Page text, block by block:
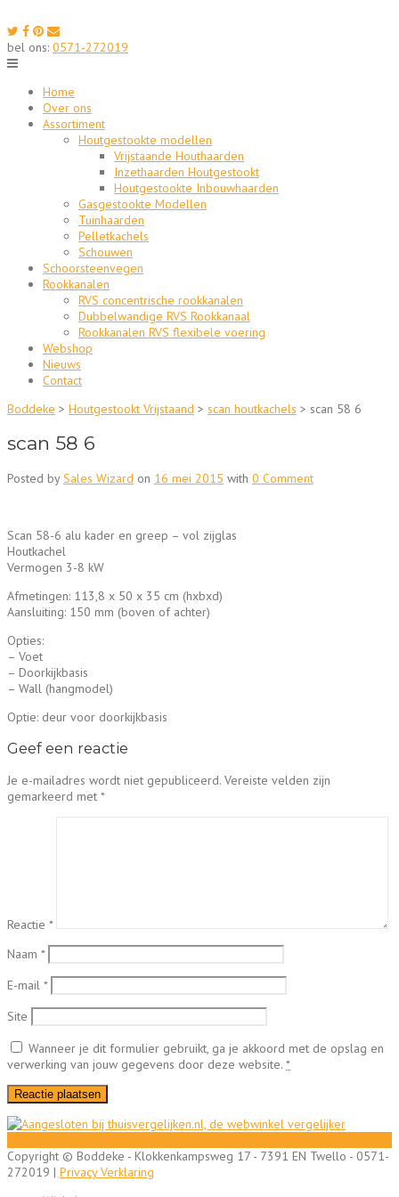
to
content
bel ons: 0571-272019
Home
Over ons
Assortiment
Houtgestookte modellen
Vrijstaande Houthaarden
Inzethaarden Houtgestookt
Houtgestookte Inbouwhaarden
Gasgestookte Modellen
Tuinhaarden
Pelletkachels
Schouwen
Schoorsteenvegen
Rookkanalen
RVS concentrische rookkanalen
Dubbelwandige RVS Rookkanaal
Rookkanalen RVS flexibele voering
Webshop
Nieuws
Contact
Boddeke > Houtgestookt Vrijstaand > scan houtkachels > scan 58 6
scan 58 6
Posted bySales Wizard on 16 mei 2015 with 0 Comment
Scan 58-6 alu kader en greep – vol zijglas
Houtkachel
Vermogen 3-8 kW
Afmetingen: 113,8 x 50 x 35 cm (hxbxd)
Aansluiting: 150 mm (boven of achter)
Opties:
– Voet
– Doorkijkbasis
– Wall (hangmodel)
Optie: deur voor doorkijkbasis
Geef een reactie
Je e-mailadres wordt niet gepubliceerd. Vereiste velden zijn
gemarkeerd met *
Reactie *
Naam *
E-mail *
Site
Wanneer je dit formulier gebruikt, ga je akkoord met de opslag en
verwerking van jouw gegevens door deze website. *
Copyright © Boddeke - Klokkenkampsweg 17 - 7391 EN Twello - 0571-
272019 | Privacy Verklaring